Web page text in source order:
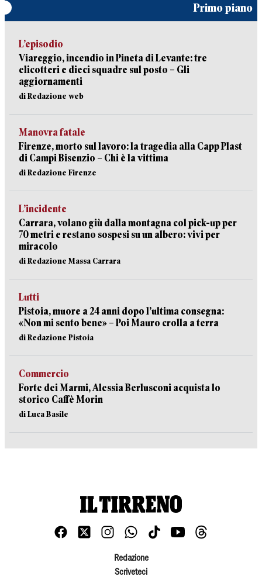
Primo piano
L’episodio
Viareggio, incendio in Pineta di Levante: tre
elicotteri e dieci squadre sul posto – Gli
aggiornamenti
di Redazione web
Manovra fatale
Firenze, morto sul lavoro: la tragedia alla Capp Plast
di Campi Bisenzio – Chi è la vittima
di Redazione Firenze
L’incidente
Carrara, volano giù dalla montagna col pick-up per
70 metri e restano sospesi su un albero: vivi per
miracolo
di Redazione Massa Carrara
Lutti
Pistoia, muore a 24 anni dopo l’ultima consegna:
«Non mi sento bene» – Poi Mauro crolla a terra
di Redazione Pistoia
Commercio
Forte dei Marmi, Alessia Berlusconi acquista lo
storico Caffè Morin
di Luca Basile
Redazione
Scriveteci